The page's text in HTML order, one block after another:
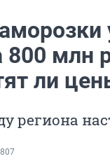
800 млн
ли
региона